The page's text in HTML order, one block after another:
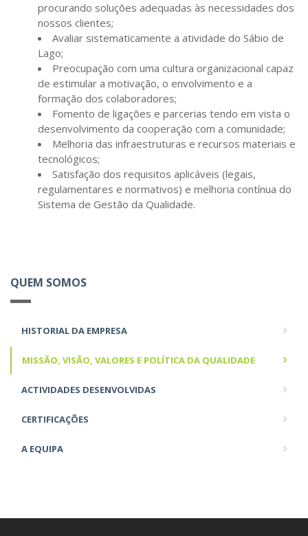
procurando soluções adequadas às necessidades dos
nossos clientes;
Avaliar sistematicamente a atividade do Sábio de
Lago;
Preocupação com uma cultura organizacional capaz
de estimular a motivação, o envolvimento e a
formação dos colaboradores;
Fomento de ligações e parcerias tendo em vista o
desenvolvimento da cooperação com a comunidade;
Melhoria das infraestruturas e recursos materiais e
tecnológicos;
Satisfação dos requisitos aplicáveis (legais,
regulamentares e normativos) e melhoria contínua do
Sistema de Gestão da Qualidade.
QUEM SOMOS
HISTORIAL DA EMPRESA
MISSÃO, VISÃO, VALORES E POLÍTICA DA QUALIDADE
ACTIVIDADES DESENVOLVIDAS
CERTIFICAÇÕES
A EQUIPA